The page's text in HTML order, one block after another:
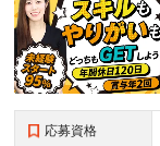
応募資格